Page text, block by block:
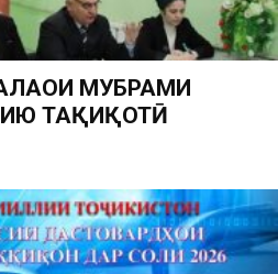
МУБРАМИ
ТАҲҚИҚОТӢ